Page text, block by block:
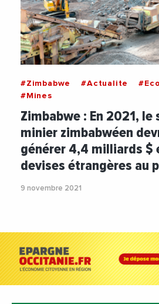
#Zimbabwe #Actualite
#Mines
Zimbabwe : En 2021, le
minier zimbabwéen
générer 4,4 milliards $
devises étrangères au
9 novembre 2021